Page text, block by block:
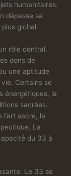
humanitaires.
dépasse sa
global.
rôle central.
dons de
une aptitude
Certains se
énergétiques, la
sacrées.
sacré, la
La
du 33 à
Le 33 se